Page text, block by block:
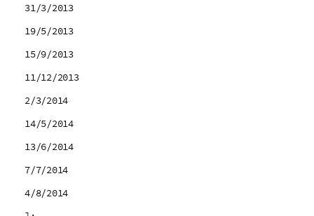
31/3/2013
19/5/2013
15/9/2013
11/12/2013
2/3/2014
14/5/2014
13/6/2014
7/7/2014
4/8/2014